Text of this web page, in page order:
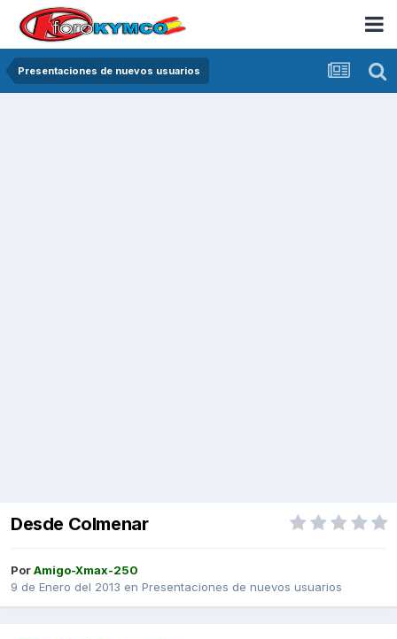
Presentaciones de nuevos usuarios
Desde Colmenar
PorAmigo-Xmax-250
9 de Enero del 2013 en Presentaciones de nuevos usuarios